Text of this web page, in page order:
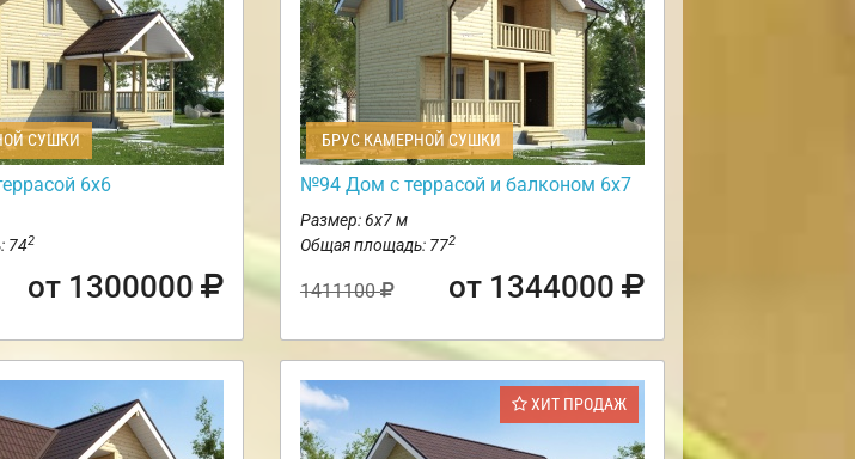
СУШКИ
6х6
742
от 1300000
БРУС КАМЕРНОЙ СУШКИ
№94 Дом с террасой и балконом 6х7
Размер: 6х7 м
Общая площадь: 772
1411100 от 1344000
ХИТ ПРОДАЖ